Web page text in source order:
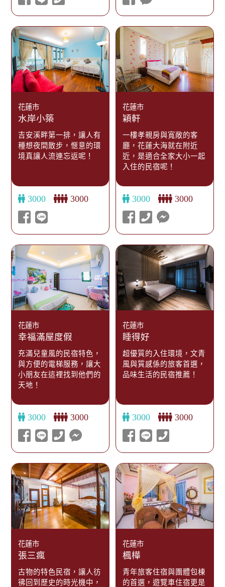
花蓮市
水岸小築
吉安溪畔第一排，讓人有
種想夜間散步，愜意的環
境真讓人流連忘返呢！
3000 3000
花蓮市
穎軒
一樓孝親房與寬敞的客
廳，花蓮大海就在附近
近，是適合全家大小一起
入住的民宿呢！
3000 3000
花蓮市
幸福滿屋度假
充滿兒童風的民宿特色，
與方便的電梯服務，讓大
小朋友在這裡找到他們的
天地！
3000 3000
花蓮市
睡得好
超優質的入住環境，文青
風與質感係的旅客首選，
品味生活的民宿推薦！
3000 3000
花蓮市
張三瘋
古物的特色民宿，讓人彷
彿回到歷史的時光機中，
花蓮市
楓樺
青年旅客住宿與團體包棟
的首選，遊覽車住宿更是